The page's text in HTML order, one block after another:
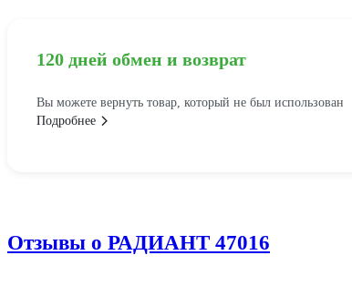
120 дней обмен и возврат
Вы можете вернуть товар, который не был использован
Подробнее
Отзывы о РАДИАНТ 47016